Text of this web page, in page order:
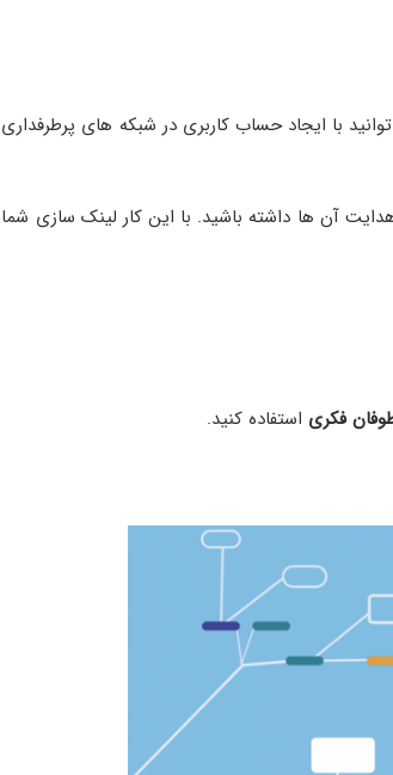
با ایجاد حساب کاربری در شبکه های پرطرفداری
آن‌ ها داشته باشید. با این کار لینک سازی شما
فکری استفاده کنید.